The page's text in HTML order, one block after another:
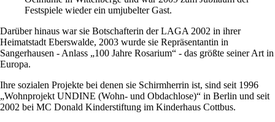
Festspiele wieder ein umjubelter Gast.
Darüber hinaus war sie Botschafterin der LAGA 2002 in ihrer
Heimatstadt Eberswalde, 2003 wurde sie Repräsentantin in
Sangerhausen - Anlass „100 Jahre Rosarium“ - das größte seiner Art in
Europa.
Ihre sozialen Projekte bei denen sie Schirmherrin ist, sind seit 1996
„Wohnprojekt UNDINE (Wohn- und Obdachlose)“ in Berlin und seit
2002 bei MC Donald Kinderstiftung im Kinderhaus Cottbus.